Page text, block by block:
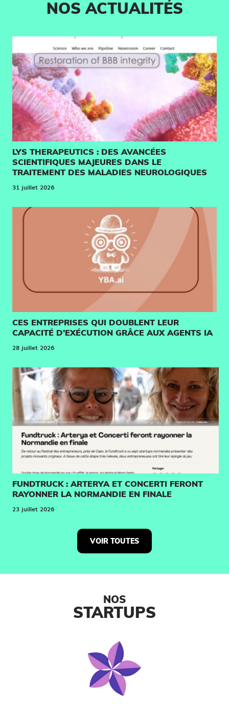
NOS ACTUALITÉS
LYS THERAPEUTICS : DES AVANCÉES
SCIENTIFIQUES MAJEURES DANS LE
TRAITEMENT DES MALADIES NEUROLOGIQUES
31 juillet 2026
CES ENTREPRISES QUI DOUBLENT LEUR
CAPACITÉ D’EXÉCUTION GRÂCE AUX AGENTS IA
28 juillet 2026
FUNDTRUCK : ARTERYA ET CONCERTI FERONT
RAYONNER LA NORMANDIE EN FINALE
23 juillet 2026
VOIR TOUTES
NOS
STARTUPS